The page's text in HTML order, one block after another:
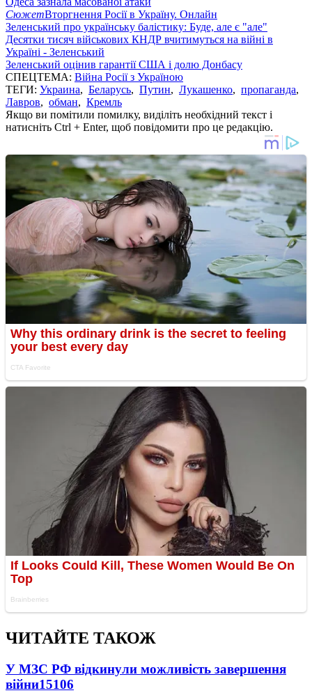
СюжетВторгнення Росії в Україну. Онлайн
Зеленський про українську балістику: Буде, але є "але"
Десятки тисяч військових КНДР вчитимуться на війні в
Україні - Зеленський
Зеленський оцінив гарантії США і долю Донбасу
СПЕЦТЕМА: Війна Росії з Україною
ТЕГИ: Украина, Беларусь, Путин, Лукашенко, пропаганда,
Лавров, обман, Кремль
Якщо ви помітили помилку, виділіть необхідний текст і
натисніть Ctrl + Enter, щоб повідомити про це редакцію.
ЧИТАЙТЕ ТАКОЖ
У МЗС РФ відкинули можливість завершення
війни15106